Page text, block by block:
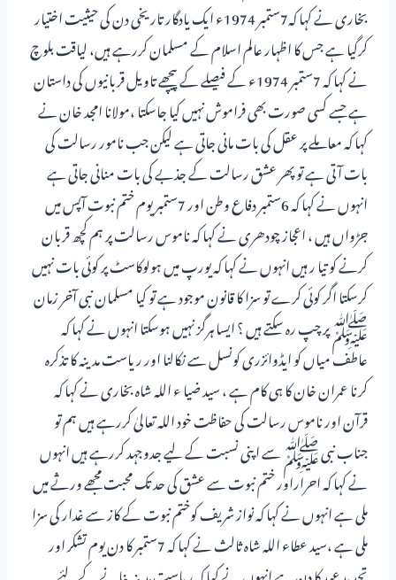
بخاری نے کہا کہ7ستمبر 1974ء ایک یادگار تاریخی دن کی حیثیت اختیار
کرگیا ہے جس کا اظہار عالم اسلام کے مسلمان کررہے ہیں، لیاقت بلوچ
نے کہا کہ 7ستمبر 1974ء کے فیصلے کے پیچھے تاویل قربانیوں کی داستان
ہے جسے کسی صورت بھی فراموش نہیں کیا جاسکتا ،مولانا امجد خان نے
کہا کہ معاملے پر عقل کی بات مانی جاتی ہے لیکن جب نامور رسالت کی
بات آتی ہے تو پھر عشق رسالت کے جذبے کی بات منانی جاتی ہے
انہوں نے کہا کہ 6ستمبر دفاع وطن اور 7ستمبر یوم ختم نبوت آپس میں
جڑواں ہیں ، اعجاز چودھری نے کہا کہ ناموس رسالت پر ہم کچھ قربان
کرنے کو تیا ر ہیں انہوں نے کہا کہ یورپ میں ہولوکاسٹ پر کوئی بات نہیں
کرسکتا اگر کوئی کرے تو سزا کا قانون موجود ہے تو کیا مسلمان نبی آخر زمان
ﷺ پر چپ رہ سکتے ہیں ؟ ایسا ہرگز نہیں ہوسکتا انہوں نے کہا کہ
عاطف میاں کو ایڈوائزری کونسل سے نکالنا اور ریاست مدینہ کا تذکرہ
کرنا عمران خان کا ہی کام ہے ، سید ضیا ء اللہ شاہ بخاری نے کہا کہ
قرآن اور ناموس رسالت کی حفاظت خود اللہ تعالیٰ کررہے ہیں ہم تو
جناب نبی ﷺ سے اپنی نسبت کے لیے جدوجہد کررہے ہیں انہوں
نے کہا کہ احراراور ختم نبوت سے عشق کی حد تک محبت مجھے ورثے میں
ملی ہے انہوں نے کہا کہ نواز شریف کوختم نبوت کے کاز سے غدار کی سزا
ملی ہے ،سید عطاء اللہ شاہ ثالث نے کہا کہ 7ستمبر کا دن یوم تشکر اور